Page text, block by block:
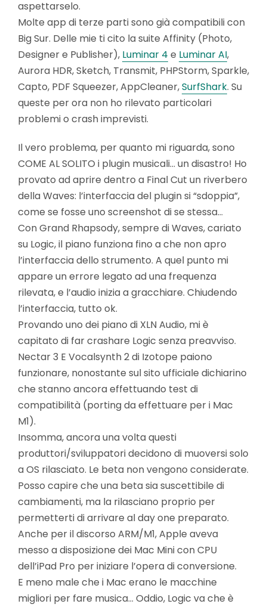
aspettarselo.
Molte app di terze parti sono già compatibili con
Big Sur. Delle mie ti cito la suite Affinity (Photo,
Designer e Publisher), Luminar 4 e Luminar AI,
Aurora HDR, Sketch, Transmit, PHPStorm, Sparkle,
Capto, PDF Squeezer, AppCleaner,SurfShark. Su
queste per ora non ho rilevato particolari
problemi o crash imprevisti.
Il vero problema, per quanto mi riguarda, sono
COME AL SOLITO i plugin musicali… un disastro! Ho
provato ad aprire dentro a Final Cut un riverbero
della Waves: l’interfaccia del plugin si “sdoppia”,
come se fosse uno screenshot di se stessa…
Con Grand Rhapsody, sempre di Waves, cariato
su Logic, il piano funziona fino a che non apro
l’interfaccia dello strumento. A quel punto mi
appare un errore legato ad una frequenza
rilevata, e l’audio inizia a gracchiare. Chiudendo
l’interfaccia, tutto ok.
Provando uno dei piano di XLN Audio, mi è
capitato di far crashare Logic senza preavviso.
Nectar 3 E Vocalsynth 2 di Izotope paiono
funzionare, nonostante sul sito ufficiale dichiarino
che stanno ancora effettuando test di
compatibilità (porting da effettuare per i Mac
M1).
Insomma, ancora una volta questi
produttori/sviluppatori decidono di muoversi solo
a OS rilasciato. Le beta non vengono considerate.
Posso capire che una beta sia suscettibile di
cambiamenti, ma la rilasciano proprio per
permetterti di arrivare al day one preparato.
Anche per il discorso ARM/M1, Apple aveva
messo a disposizione dei Mac Mini con CPU
dell’iPad Pro per iniziare l’opera di conversione.
E meno male che i Mac erano le macchine
migliori per fare musica… Oddio, Logic va che è